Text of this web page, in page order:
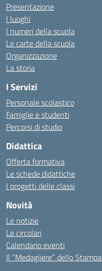
Presentazione
I luoghi
I numeri della scuola
Le carte della scuola
Organizzazione
La storia
I Servizi
Personale scolastico
Famiglie e studenti
Percorsi di studio
Didattica
Offerta formativa
Le schede didattiche
I progetti delle classi
Novità
Le notizie
Le circolari
Calendario eventi
Il “Medagliere” dello